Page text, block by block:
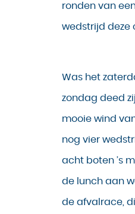
ronden van
wedstrijd deze
Was het
zondag deed
mooie wind
nog vier
acht boten ’s
de lunch aan
de afvalrace,